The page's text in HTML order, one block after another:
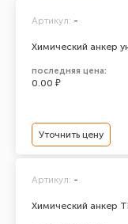
Химический анкер
Артикул: -
последняя цена:
0.00 ₽
Уточнить цену
Химический анкер
Артикул: -